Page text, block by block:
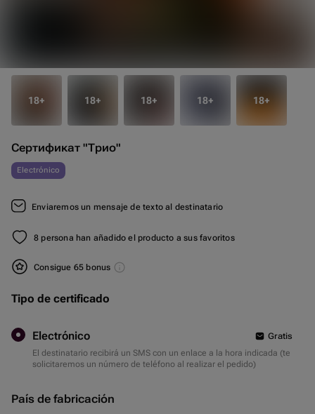
Сертификат "Трио"
Electrónico
Enviaremos un mensaje de texto al destinatario
8 persona han añadido el producto a sus favoritos
Consigue 65 bonus
Tipo de certificado
Electrónico
Gratis
El destinatario recibirá un SMS con un enlace a la hora indicada (te
solicitaremos un número de teléfono al realizar el pedido)
País de fabricación